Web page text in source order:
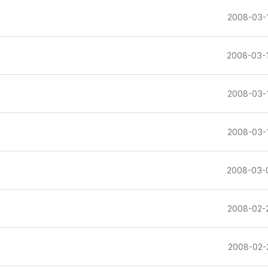
2008-03-
2008-03-
2008-03-
2008-03-
2008-03-
2008-02-
2008-02-